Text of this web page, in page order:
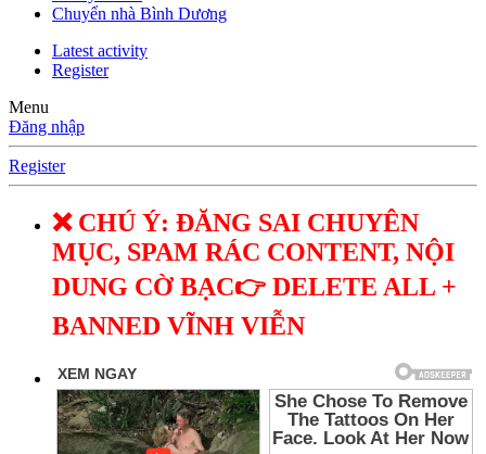
Chuyển nhà Bình Dương
Latest activity
Register
Menu
Đăng nhập
Register
❌ CHÚ Ý: ĐĂNG SAI CHUYÊN
MỤC, SPAM RÁC CONTENT, NỘI
DUNG CỜ BẠC👉 DELETE ALL +
BANNED VĨNH VIỄN